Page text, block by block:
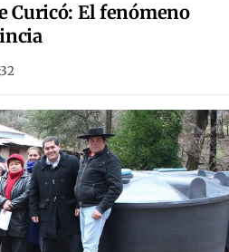
Curicó: El fenómeno